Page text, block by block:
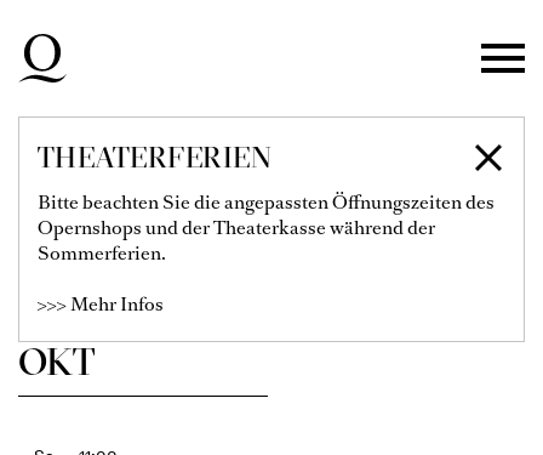
Zur Hauptnavigation springen
Zum Hauptinhalt springen
Zum Footer springen
THEATERFERIEN
Bitte beachten Sie die angepassten Öffnungszeiten des
Opernshops und der Theaterkasse während der
Sommerferien.
>>> Mehr Infos
Filter einblenden
BEST OF
Karten
€35 25
15
OKT